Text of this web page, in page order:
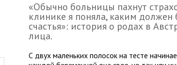
«Обычно больницы пахнут
клинике я поняла, каким
счастья»: история о родах в
лица.
С двух маленьких полосок на тесте